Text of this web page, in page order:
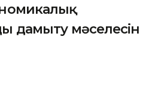
дамыту мәселесін